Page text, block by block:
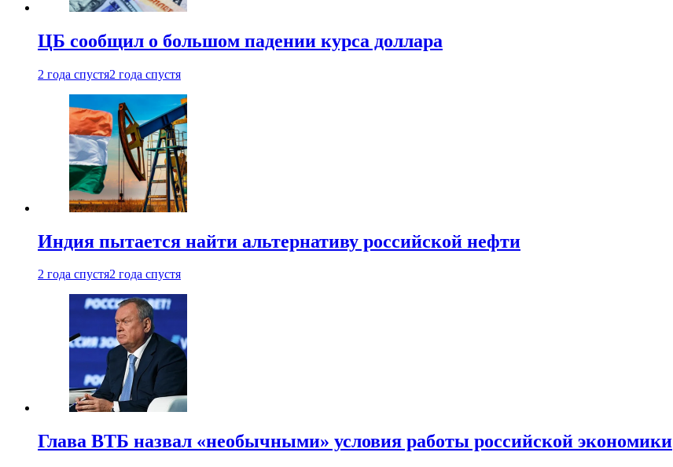
ЦБ сообщил о большом падении курса доллара
2 года спустя2 года спустя
Индия пытается найти альтернативу российской нефти
2 года спустя2 года спустя
Глава ВТБ назвал «необычными» условия работы российской экономики